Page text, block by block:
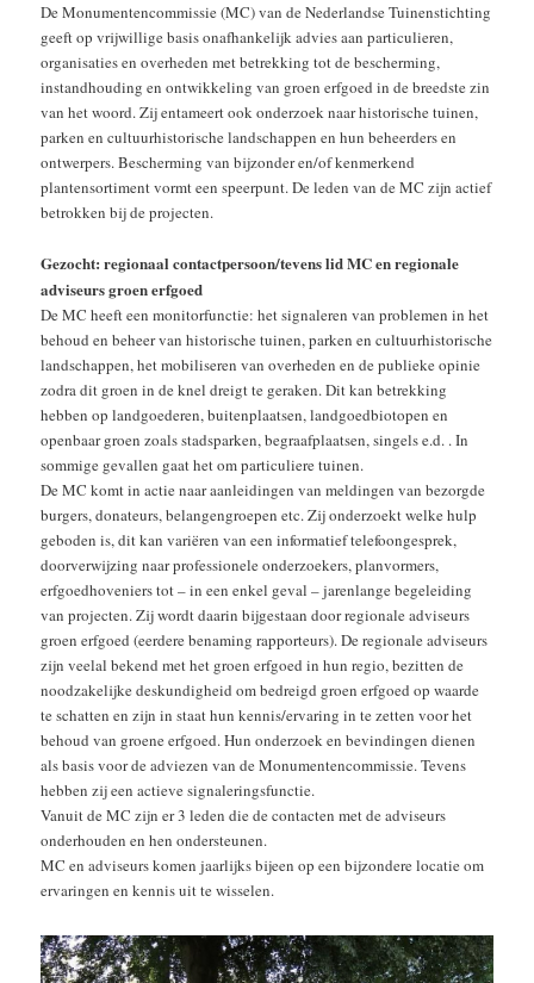
De Monumentencommissie (MC) van de Nederlandse Tuinenstichting
geeft op vrijwillige basis onafhankelijk advies aan particulieren,
organisaties en overheden met betrekking tot de bescherming,
instandhouding en ontwikkeling van groen erfgoed in de breedste zin
van het woord. Zij entameert ook onderzoek naar historische tuinen,
parken en cultuurhistorische landschappen en hun beheerders en
ontwerpers. Bescherming van bijzonder en/of kenmerkend
plantensortiment vormt een speerpunt. De leden van de MC zijn actief
betrokken bij de projecten.
Gezocht: regionaal contactpersoon/tevens lid MC en regionale
adviseurs groen erfgoed
De MC heeft een monitorfunctie: het signaleren van problemen in het
behoud en beheer van historische tuinen, parken en cultuurhistorische
landschappen, het mobiliseren van overheden en de publieke opinie
zodra dit groen in de knel dreigt te geraken. Dit kan betrekking
hebben op landgoederen, buitenplaatsen, landgoedbiotopen en
openbaar groen zoals stadsparken, begraafplaatsen, singels e.d. . In
sommige gevallen gaat het om particuliere tuinen.
De MC komt in actie naar aanleidingen van meldingen van bezorgde
burgers, donateurs, belangengroepen etc. Zij onderzoekt welke hulp
geboden is, dit kan variëren van een informatief telefoongesprek,
doorverwijzing naar professionele onderzoekers, planvormers,
erfgoedhoveniers tot – in een enkel geval – jarenlange begeleiding
van projecten. Zij wordt daarin bijgestaan door regionale adviseurs
groen erfgoed (eerdere benaming rapporteurs). De regionale adviseurs
zijn veelal bekend met het groen erfgoed in hun regio, bezitten de
noodzakelijke deskundigheid om bedreigd groen erfgoed op waarde
te schatten en zijn in staat hun kennis/ervaring in te zetten voor het
behoud van groene erfgoed. Hun onderzoek en bevindingen dienen
als basis voor de adviezen van de Monumentencommissie. Tevens
hebben zij een actieve signaleringsfunctie.
Vanuit de MC zijn er 3 leden die de contacten met de adviseurs
onderhouden en hen ondersteunen.
MC en adviseurs komen jaarlijks bijeen op een bijzondere locatie om
ervaringen en kennis uit te wisselen.